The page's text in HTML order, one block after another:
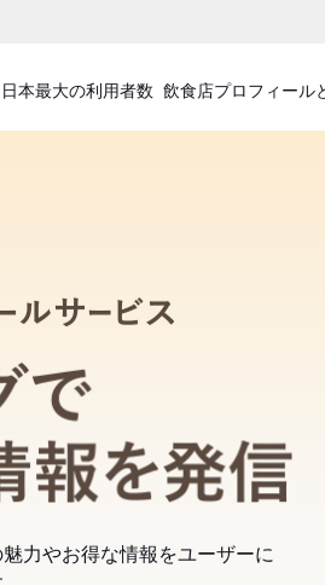
日本最大の利用者数 飲食店プロフィール
飲食店プロフィー
力やお得な情報をユーザーに